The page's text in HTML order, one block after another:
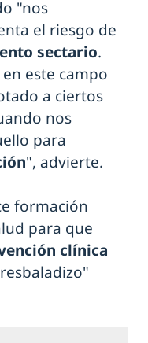
"nos
el riesgo de
sectario.
este campo
a ciertos
nos
para
", advierte.
formación
para que
clínica